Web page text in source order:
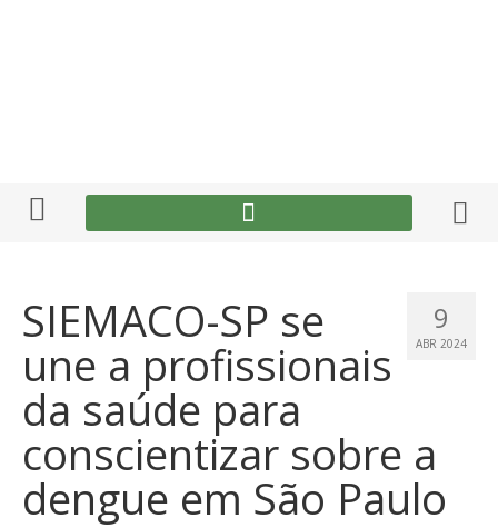
9
ABR 2024
SIEMACO-SP se
une a profissionais
da saúde para
conscientizar sobre a
dengue em São Paulo